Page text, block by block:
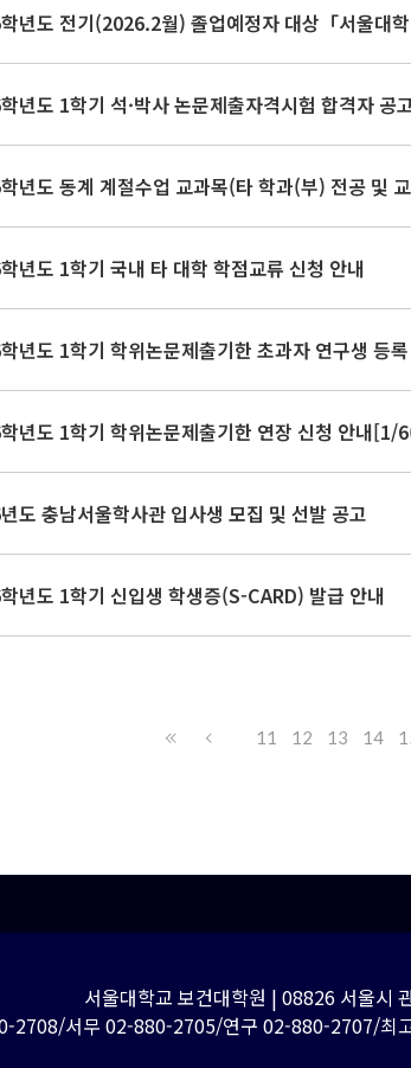
년도 1학기 석·박사 논문제출자격시험 합격자
년도 1학기 국내 타 대학 학점교류 신청 안내
년도 1학기 학위논문제출기한 초과자 연구생 등
년도 1학기 학위논문제출기한 연장 신청 안내[1/
도 충남서울학사관 입사생 모집 및 선발 공고
년도 1학기 신입생 학생증(S-CARD) 발급 안내
11 12 13 14
서울대학교 보건대학원 | 08826 서울시
2708/서무 02-880-2705/연구 02-880-2707/